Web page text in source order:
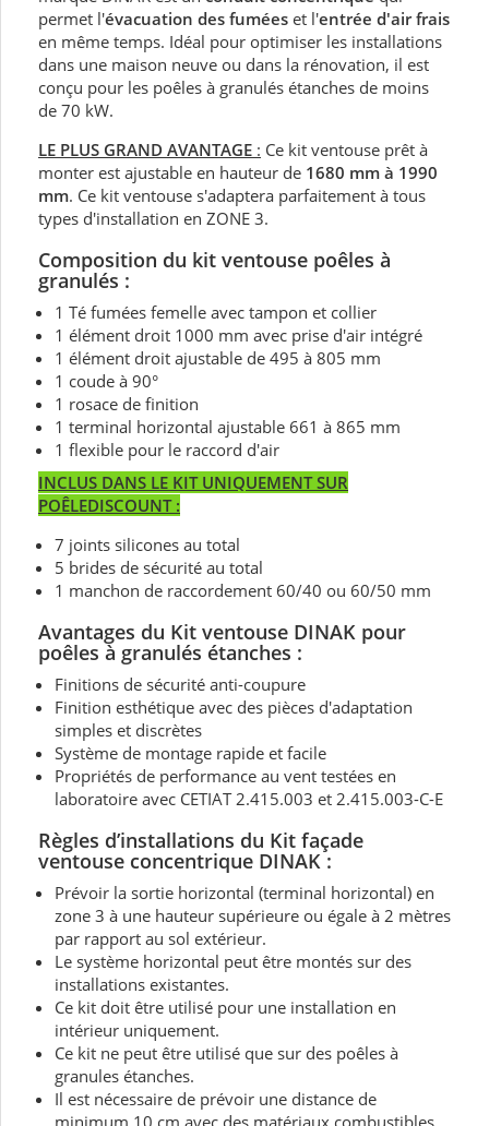
permet l'évacuation des fumées et l'entrée d'air frais
en même temps. Idéal pour optimiser les installations
dans une maison neuve ou dans la rénovation, il est
conçu pour les poêles à granulés étanches de moins
de 70 kW.
LE PLUS GRAND AVANTAGE : Ce kit ventouse prêt à
monter est ajustable en hauteur de 1680 mm à 1990
mm. Ce kit ventouse s'adaptera parfaitement à tous
types d'installation en ZONE 3.
Composition du kit ventouse poêles à
granulés :
1 Té fumées femelle avec tampon et collier
1 élément droit 1000 mm avec prise d'air intégré
1 élément droit ajustable de 495 à 805 mm
1 coude à 90°
1 rosace de finition
1 terminal horizontal ajustable 661 à 865 mm
1 flexible pour le raccord d'air
INCLUS DANS LE KIT UNIQUEMENT SUR
POÊLEDISCOUNT :
7 joints silicones au total
5 brides de sécurité au total
1 manchon de raccordement 60/40 ou 60/50 mm
Avantages du Kit ventouse DINAK pour
poêles à granulés étanches :
Finitions de sécurité anti-coupure
Finition esthétique avec des pièces d'adaptation
simples et discrètes
Système de montage rapide et facile
Propriétés de performance au vent testées en
laboratoire avec CETIAT 2.415.003 et 2.415.003-C-E
Règles d’installations du Kit façade
ventouse concentrique DINAK:
Prévoir la sortie horizontal (terminal horizontal) en
zone 3 à une hauteur supérieure ou égale à 2 mètres
par rapport au sol extérieur.
Le système horizontal peut être montés sur des
installations existantes.
Ce kit doit être utilisé pour une installation en
intérieur uniquement.
Ce kit ne peut être utilisé que sur des poêles à
granules étanches.
Il est nécessaire de prévoir une distance de
minimum 10 cm avec des matériaux combustibles.